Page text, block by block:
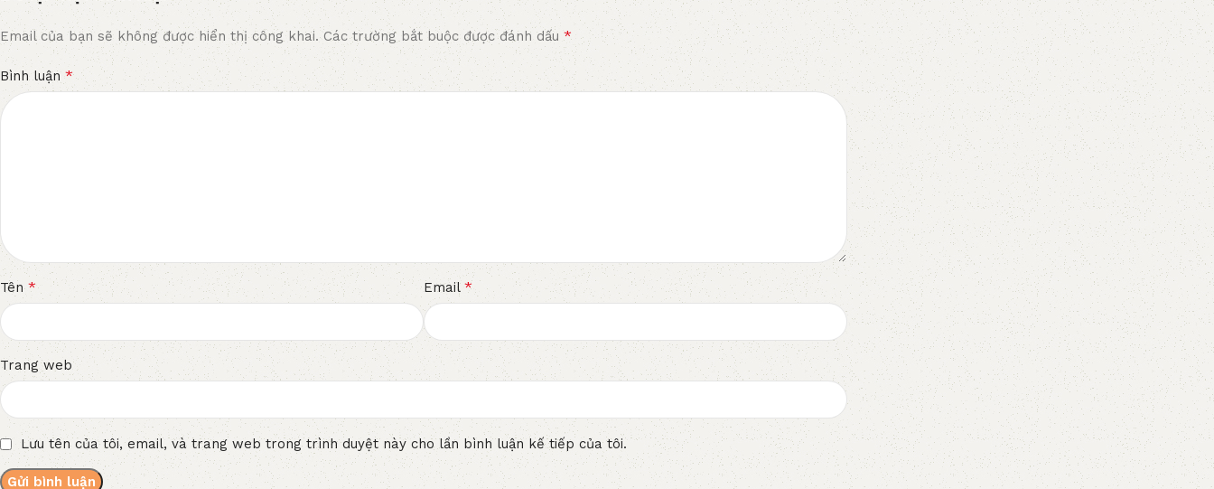
Email của bạn sẽ không được hiển thị công khai. Các trường bắt buộc được đánh dấu *
Bình luận *
Tên* Email *
Trang web
Lưu tên của tôi, email, và trang web trong trình duyệt này cho lần bình luận kế tiếp của tôi.